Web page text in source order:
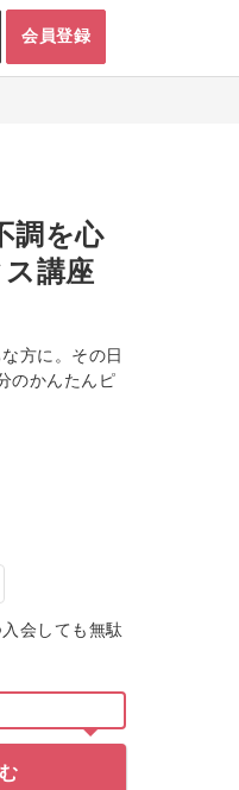
会員登録
調を心
講座
方に。その日
のかんたんピ
会しても無駄